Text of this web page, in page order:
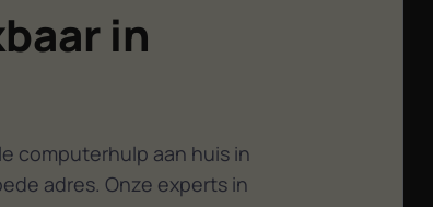
in
computerhulp aan huis in
adres. Onze experts in